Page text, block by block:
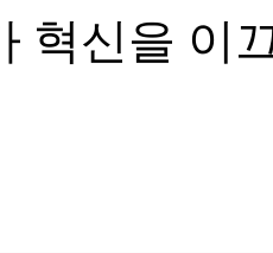
혁신을 이